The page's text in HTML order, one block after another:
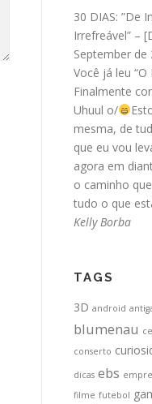
30 DIAS: ”De
Irrefreável” –
September de
Você já leu “O
Finalmente
Uhuul o/
mesma, de
que eu vou
agora em
o caminho
tudo o que
Kelly Borba
TAGS
3D android
blumenau
conserto
dicas ebs
filme futebol